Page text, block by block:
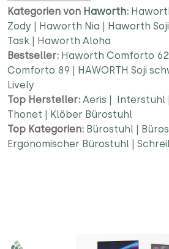
Kategorien von Haworth:
Zody | Haworth Nia | Haworth Soji
Task | Haworth Aloha
Bestseller: Haworth Comforto 62
Comforto 89 | HAWORTH Soji
Lively
Top Hersteller: Aeris | Interstuhl
Thonet | Klöber Bürostuhl
Top Kategorien: Bürostuhl |
Ergonomischer Bürostuhl |